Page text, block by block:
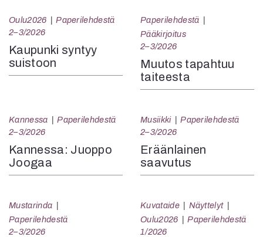
Oulu2026
Paperilehdestä
2–3/2026
Kaupunki syntyy
suistoon
Paperilehdestä
Pääkirjoitus
2–3/2026
Muutos tapahtuu
taiteesta
Kannessa
Paperilehdestä
2–3/2026
Kannessa: Juoppo
Joogaa
Musiikki
Paperilehdestä
2–3/2026
Eräänlainen
saavutus
Mustarinda
Paperilehdestä
2–3/2026
Kuvataide
Näyttelyt
Oulu2026
Paperilehdestä
1/2026